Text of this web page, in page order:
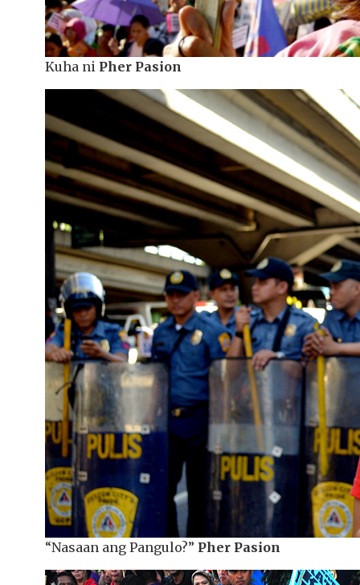
Kuha ni Pher Pasion
“Nasaan ang Pangulo?” Pher Pasion